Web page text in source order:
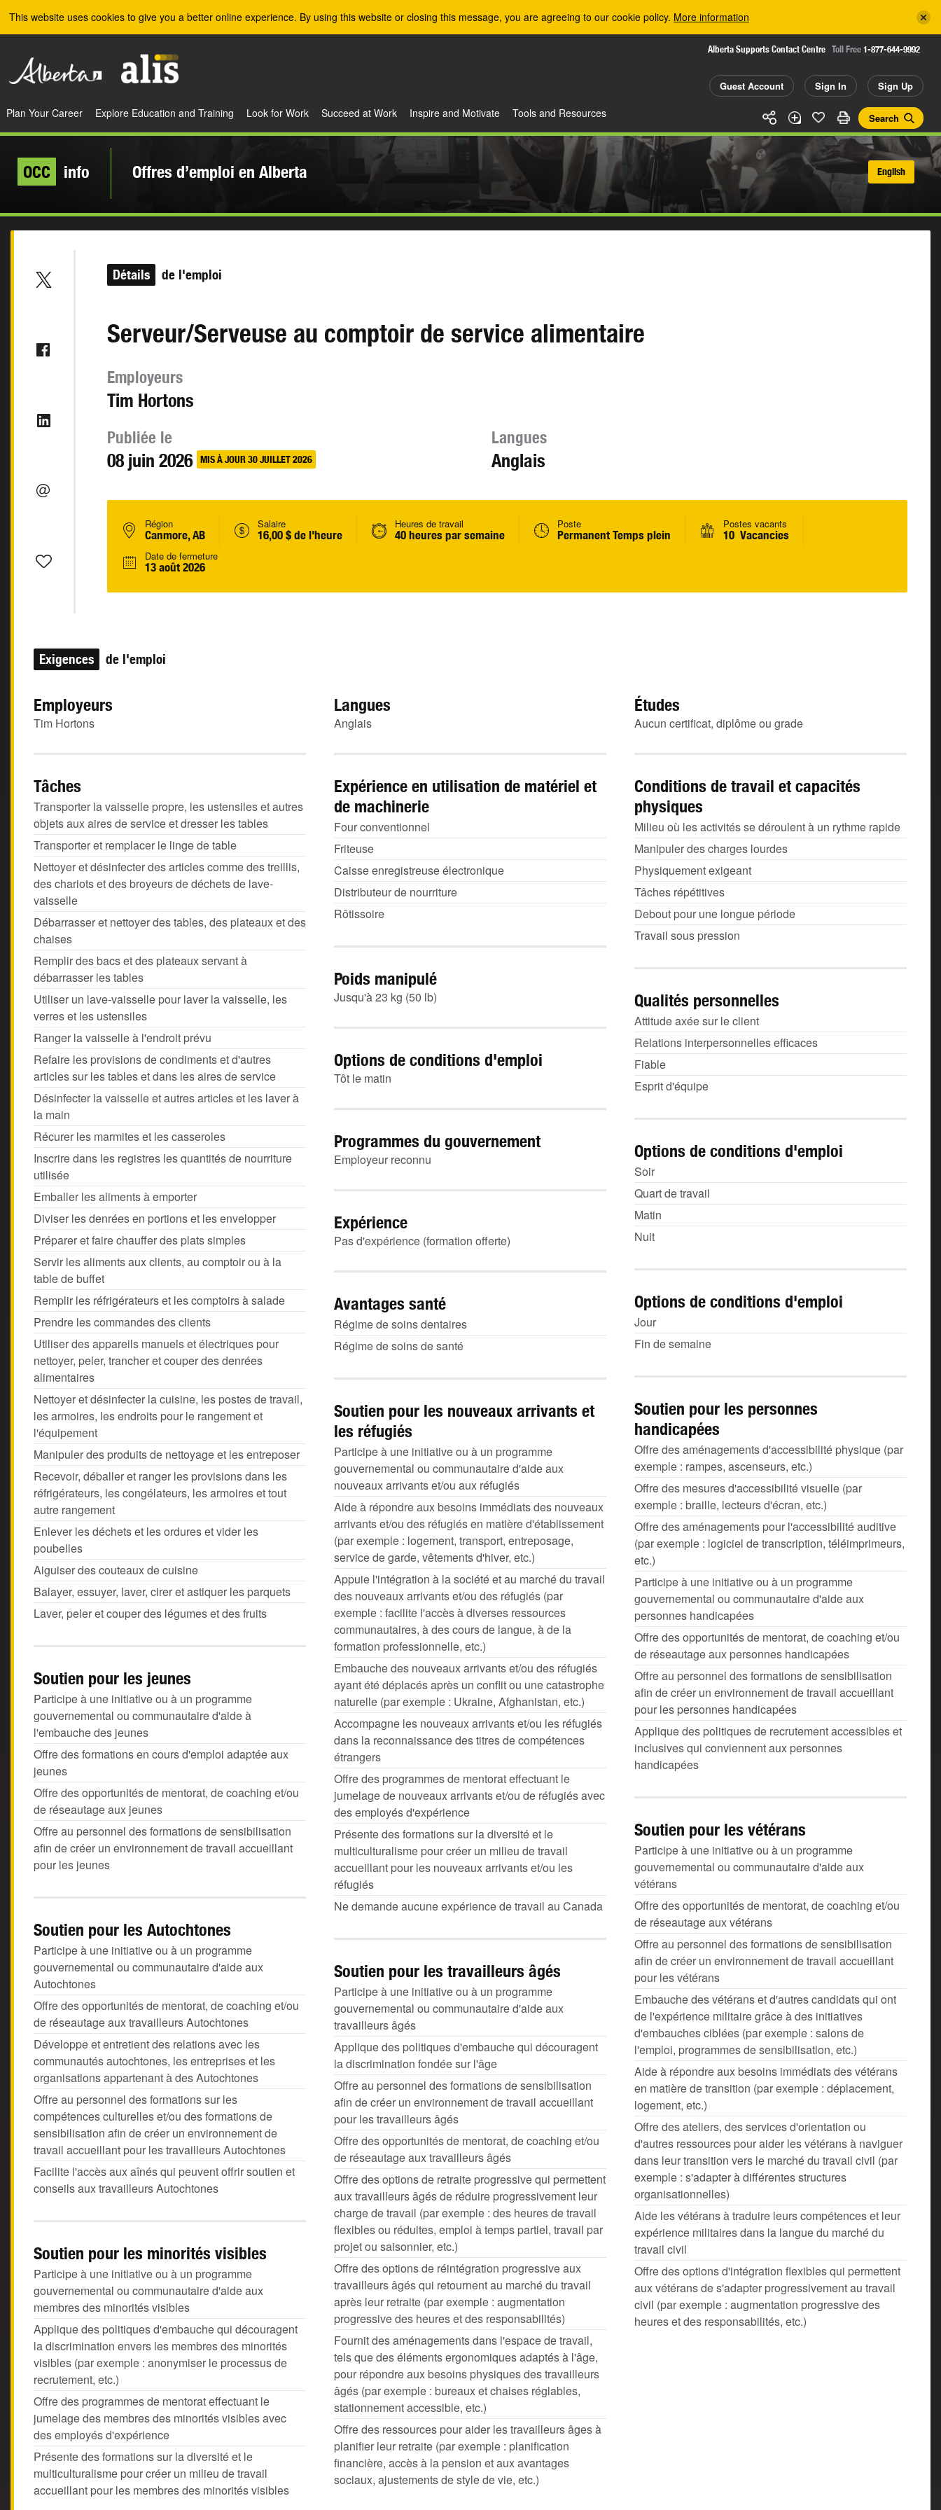
This website uses cookies to give you a better online experience. By using this website or closing this message, you are agreeing to our cookie policy. More information
Alberta Supports Contact Centre Toll Free 1-877-644-9992
Guest Account Sign In Sign Up
Search
Plan Your Career Explore Education and Training Look for Work Succeed at Work Inspire and Motivate Tools and Resources
OCC info Offres d’emploi en Alberta English
Détails de l'emploi
Serveur/Serveuse au comptoir de service alimentaire
Employeurs
Tim Hortons
Publiée le
08 juin 2026 MIS À JOUR 30 JUILLET 2026
Langues
Anglais
Région
Canmore, AB
Salaire
16,00 $ de l'heure
Heures de travail
40 heures par semaine
Poste
Permanent Temps plein
Postes vacants
10 Vacancies
Date de fermeture
13 août 2026
Exigences de l'emploi
Employeurs
Tim Hortons
Langues
Anglais
Études
Aucun certificat, diplôme ou grade
Tâches
Transporter la vaisselle propre, les ustensiles et autres
objets aux aires de service et dresser les tables
Transporter et remplacer le linge de table
Nettoyer et désinfecter des articles comme des treillis,
des chariots et des broyeurs de déchets de lave-
vaisselle
Débarrasser et nettoyer des tables, des plateaux et des
chaises
Remplir des bacs et des plateaux servant à
débarrasser les tables
Utiliser un lave-vaisselle pour laver la vaisselle, les
verres et les ustensiles
Ranger la vaisselle à l'endroit prévu
Refaire les provisions de condiments et d'autres
articles sur les tables et dans les aires de service
Désinfecter la vaisselle et autres articles et les laver à
la main
Récurer les marmites et les casseroles
Inscrire dans les registres les quantités de nourriture
utilisée
Emballer les aliments à emporter
Diviser les denrées en portions et les envelopper
Préparer et faire chauffer des plats simples
Servir les aliments aux clients, au comptoir ou à la
table de buffet
Remplir les réfrigérateurs et les comptoirs à salade
Prendre les commandes des clients
Utiliser des appareils manuels et électriques pour
nettoyer, peler, trancher et couper des denrées
alimentaires
Nettoyer et désinfecter la cuisine, les postes de travail,
les armoires, les endroits pour le rangement et
l'équipement
Manipuler des produits de nettoyage et les entreposer
Recevoir, déballer et ranger les provisions dans les
réfrigérateurs, les congélateurs, les armoires et tout
autre rangement
Enlever les déchets et les ordures et vider les
poubelles
Aiguiser des couteaux de cuisine
Balayer, essuyer, laver, cirer et astiquer les parquets
Laver, peler et couper des légumes et des fruits
Expérience en utilisation de matériel et
de machinerie
Four conventionnel
Friteuse
Caisse enregistreuse électronique
Distributeur de nourriture
Rôtissoire
Conditions de travail et capacités
physiques
Milieu où les activités se déroulent à un rythme rapide
Manipuler des charges lourdes
Physiquement exigeant
Tâches répétitives
Debout pour une longue période
Travail sous pression
Poids manipulé
Jusqu'à 23 kg (50 lb) Qualités personnelles
Attitude axée sur le client
Relations interpersonnelles efficaces
Fiable
Esprit d'équipe
Options de conditions d'emploi
Tôt le matin
Programmes du gouvernement
Employeur reconnu Options de conditions d'emploi
Soir
Quart de travail
Matin
Nuit
Expérience
Pas d'expérience (formation offerte)
Options de conditions d'emploi
Jour
Fin de semaine
Avantages santé
Régime de soins dentaires
Régime de soins de santé
Soutien pour les personnes
handicapées
Offre des aménagements d'accessibilité physique (par
exemple : rampes, ascenseurs, etc.)
Offre des mesures d'accessibilité visuelle (par
exemple : braille, lecteurs d'écran, etc.)
Offre des aménagements pour l'accessibilité auditive
(par exemple : logiciel de transcription, téléimprimeurs,
etc.)
Participe à une initiative ou à un programme
gouvernemental ou communautaire d'aide aux
personnes handicapées
Offre des opportunités de mentorat, de coaching et/ou
de réseautage aux personnes handicapées
Offre au personnel des formations de sensibilisation
afin de créer un environnement de travail accueillant
pour les personnes handicapées
Applique des politiques de recrutement accessibles et
inclusives qui conviennent aux personnes
handicapées
Soutien pour les nouveaux arrivants et
les réfugiés
Participe à une initiative ou à un programme
gouvernemental ou communautaire d'aide aux
nouveaux arrivants et/ou aux réfugiés
Aide à répondre aux besoins immédiats des nouveaux
arrivants et/ou des réfugiés en matière d'établissement
(par exemple : logement, transport, entreposage,
service de garde, vêtements d'hiver, etc.)
Appuie l'intégration à la société et au marché du travail
des nouveaux arrivants et/ou des réfugiés (par
exemple : facilite l'accès à diverses ressources
communautaires, à des cours de langue, à de la
formation professionnelle, etc.)
Embauche des nouveaux arrivants et/ou des réfugiés
ayant été déplacés après un conflit ou une catastrophe
naturelle (par exemple : Ukraine, Afghanistan, etc.)
Accompagne les nouveaux arrivants et/ou les réfugiés
dans la reconnaissance des titres de compétences
étrangers
Offre des programmes de mentorat effectuant le
jumelage de nouveaux arrivants et/ou de réfugiés avec
des employés d'expérience
Présente des formations sur la diversité et le
multiculturalisme pour créer un milieu de travail
accueillant pour les nouveaux arrivants et/ou les
réfugiés
Ne demande aucune expérience de travail au Canada
Soutien pour les jeunes
Participe à une initiative ou à un programme
gouvernemental ou communautaire d'aide à
l'embauche des jeunes
Offre des formations en cours d'emploi adaptée aux
jeunes
Offre des opportunités de mentorat, de coaching et/ou
de réseautage aux jeunes
Offre au personnel des formations de sensibilisation
afin de créer un environnement de travail accueillant
pour les jeunes
Soutien pour les vétérans
Participe à une initiative ou à un programme
gouvernemental ou communautaire d'aide aux
vétérans
Offre des opportunités de mentorat, de coaching et/ou
de réseautage aux vétérans
Offre au personnel des formations de sensibilisation
afin de créer un environnement de travail accueillant
pour les vétérans
Embauche des vétérans et d'autres candidats qui ont
de l'expérience militaire grâce à des initiatives
d'embauches ciblées (par exemple : salons de
l'emploi, programmes de sensibilisation, etc.)
Aide à répondre aux besoins immédiats des vétérans
en matière de transition (par exemple : déplacement,
logement, etc.)
Offre des ateliers, des services d'orientation ou
d'autres ressources pour aider les vétérans à naviguer
dans leur transition vers le marché du travail civil (par
exemple : s'adapter à différentes structures
organisationnelles)
Aide les vétérans à traduire leurs compétences et leur
expérience militaires dans la langue du marché du
travail civil
Offre des options d'intégration flexibles qui permettent
aux vétérans de s'adapter progressivement au travail
civil (par exemple : augmentation progressive des
heures et des responsabilités, etc.)
Soutien pour les Autochtones
Participe à une initiative ou à un programme
gouvernemental ou communautaire d'aide aux
Autochtones
Offre des opportunités de mentorat, de coaching et/ou
de réseautage aux travailleurs Autochtones
Développe et entretient des relations avec les
communautés autochtones, les entreprises et les
organisations appartenant à des Autochtones
Offre au personnel des formations sur les
compétences culturelles et/ou des formations de
sensibilisation afin de créer un environnement de
travail accueillant pour les travailleurs Autochtones
Facilite l'accès aux aînés qui peuvent offrir soutien et
conseils aux travailleurs Autochtones
Soutien pour les travailleurs âgés
Participe à une initiative ou à un programme
gouvernemental ou communautaire d'aide aux
travailleurs âgés
Applique des politiques d'embauche qui découragent
la discrimination fondée sur l'âge
Offre au personnel des formations de sensibilisation
afin de créer un environnement de travail accueillant
pour les travailleurs âgés
Offre des opportunités de mentorat, de coaching et/ou
de réseautage aux travailleurs âgés
Offre des options de retraite progressive qui permettent
aux travailleurs âgés de réduire progressivement leur
charge de travail (par exemple : des heures de travail
flexibles ou réduites, emploi à temps partiel, travail par
projet ou saisonnier, etc.)
Offre des options de réintégration progressive aux
travailleurs âgés qui retournent au marché du travail
après leur retraite (par exemple : augmentation
progressive des heures et des responsabilités)
Fournit des aménagements dans l'espace de travail,
tels que des éléments ergonomiques adaptés à l'âge,
pour répondre aux besoins physiques des travailleurs
âgés (par exemple : bureaux et chaises réglables,
stationnement accessible, etc.)
Offre des ressources pour aider les travailleurs âges à
planifier leur retraite (par exemple : planification
financière, accès à la pension et aux avantages
sociaux, ajustements de style de vie, etc.)
Soutien pour les minorités visibles
Participe à une initiative ou à un programme
gouvernemental ou communautaire d'aide aux
membres des minorités visibles
Applique des politiques d'embauche qui découragent
la discrimination envers les membres des minorités
visibles (par exemple : anonymiser le processus de
recrutement, etc.)
Offre des programmes de mentorat effectuant le
jumelage des membres des minorités visibles avec
des employés d'expérience
Présente des formations sur la diversité et le
multiculturalisme pour créer un milieu de travail
accueillant pour les membres des minorités visibles